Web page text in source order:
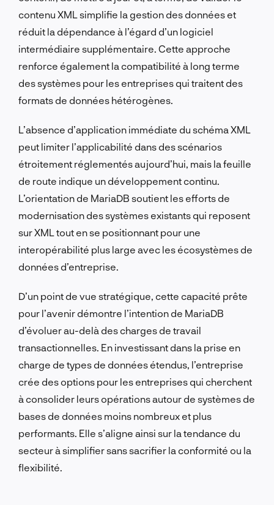
contenu XML simplifie la gestion des données et
réduit la dépendance à l’égard d’un logiciel
intermédiaire supplémentaire. Cette approche
renforce également la compatibilité à long terme
des systèmes pour les entreprises qui traitent des
formats de données hétérogènes.
L’absence d’application immédiate du schéma XML
peut limiter l’applicabilité dans des scénarios
étroitement réglementés aujourd’hui, mais la feuille
de route indique un développement continu.
L’orientation de MariaDB soutient les efforts de
modernisation des systèmes existants qui reposent
sur XML tout en se positionnant pour une
interopérabilité plus large avec les écosystèmes de
données d’entreprise.
D’un point de vue stratégique, cette capacité prête
pour l’avenir démontre l’intention de MariaDB
d’évoluer au-delà des charges de travail
transactionnelles. En investissant dans la prise en
charge de types de données étendus, l’entreprise
crée des options pour les entreprises qui cherchent
à consolider leurs opérations autour de systèmes de
bases de données moins nombreux et plus
performants. Elle s’aligne ainsi sur la tendance du
secteur à simplifier sans sacrifier la conformité ou la
flexibilité.